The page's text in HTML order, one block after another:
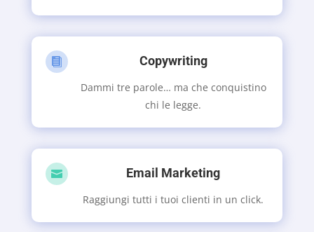
 Copywriting
Dammi tre parole… ma che conquistino
chi le legge.
 Email Marketing
Raggiungi tutti i tuoi clienti in un click.